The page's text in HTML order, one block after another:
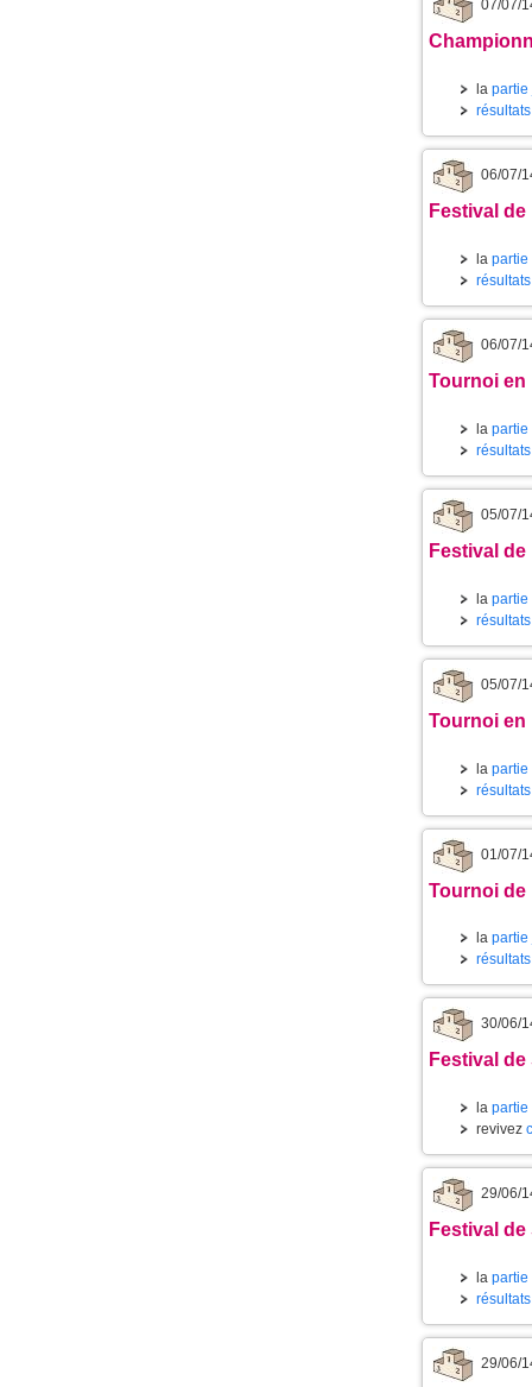
07/07/
la partie
06/07/
Festival
la partie
06/07/
Tournoi en
la partie
05/07/
Festival de
la partie
05/07/
Tournoi en
la partie
01/07/
Tournoi de
la partie
30/06/
Festival de
la partie
revivez
29/06/
Festival
la partie
29/06/